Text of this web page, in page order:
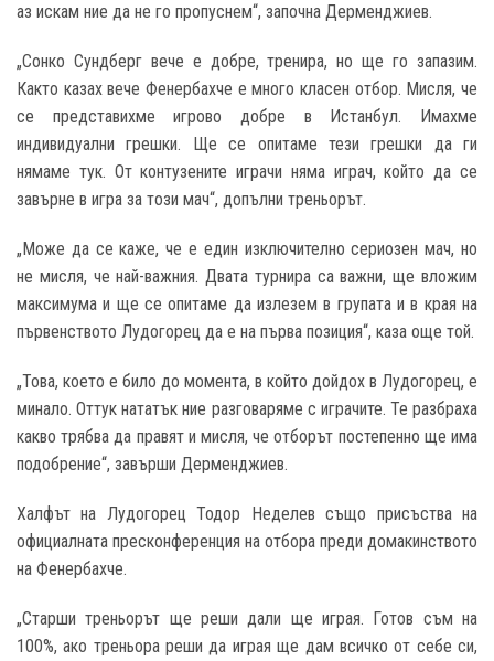
аз искам ние да не го пропуснем“, започна Дерменджиев.
„Сонко Сундберг вече е добре, тренира, но ще го запазим.
Както казах вече Фенербахче е много класен отбор. Мисля, че
се представихме игрово добре в Истанбул. Имахме
индивидуални грешки. Ще се опитаме тези грешки да ги
нямаме тук. От контузените играчи няма играч, който да се
завърне в игра за този мач“, допълни треньорът.
„Може да се каже, че е един изключително сериозен мач, но
не мисля, че най-важния. Двата турнира са важни, ще вложим
максимума и ще се опитаме да излезем в групата и в края на
първенството Лудогорец да е на първа позиция“, каза още той.
„Това, което е било до момента, в който дойдох в Лудогорец, е
минало. Оттук нататък ние разговаряме с играчите. Те разбраха
какво трябва да правят и мисля, че отборът постепенно ще има
подобрение“, завърши Дерменджиев.
Халфът на Лудогорец Тодор Неделев също присъства на
официалната пресконференция на отбора преди домакинството
на Фенербахче.
„Старши треньорът ще реши дали ще играя. Готов съм на
100%, ако треньора реши да играя ще дам всичко от себе си,